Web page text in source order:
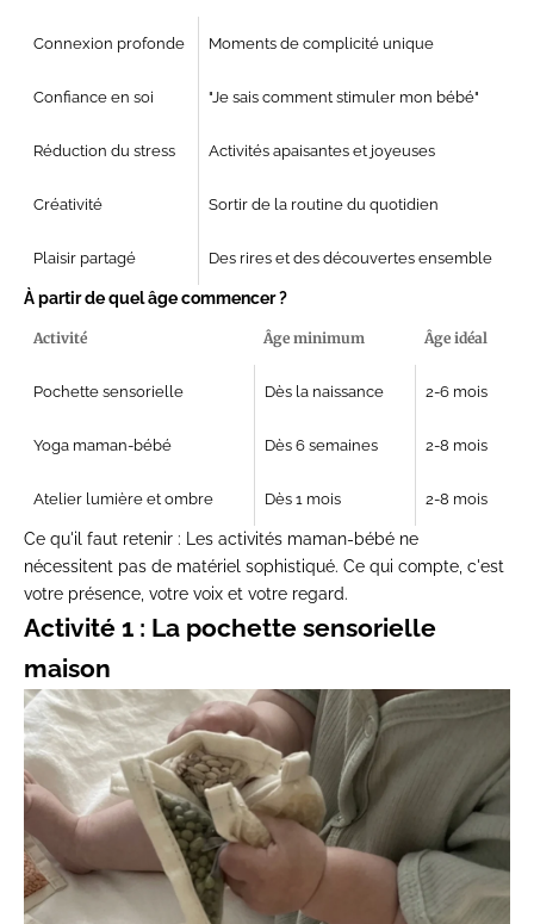
Connexion profonde Moments de complicité unique
Confiance en soi "Je sais comment stimuler mon bébé"
Réduction du stress Activités apaisantes et joyeuses
Créativité Sortir de la routine du quotidien
Plaisir partagé Des rires et des découvertes ensemble
À partir de quel âge commencer ?
Activité Âge minimum Âge idéal
Pochette sensorielle Dès la naissance 2-6 mois
Yoga maman-bébé Dès 6 semaines 2-8 mois
Atelier lumière et ombre Dès 1 mois 2-8 mois
Ce qu'il faut retenir : Les activités maman-bébé ne
nécessitent pas de matériel sophistiqué. Ce qui compte, c'est
votre présence, votre voix et votre regard.
Activité 1 : La pochette sensorielle
maison